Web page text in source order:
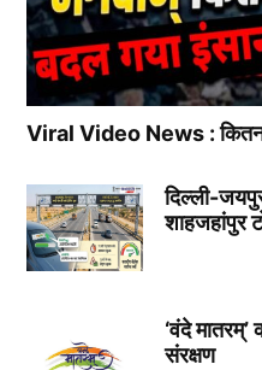
Viral Video News :
दिल्ली-
शाहजहांपुर
‘वंदे मातरम्’
संरक्षण